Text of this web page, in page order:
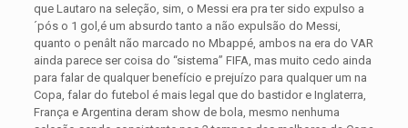
que Lautaro na seleção, sim, o Messi era pra ter sido expulso a
´pós o 1 gol,é um absurdo tanto a não expulsão do Messi,
quanto o penâlt não marcado no Mbappé, ambos na era do VAR
ainda parece ser coisa do “sistema” FIFA, mas muito cedo ainda
para falar de qualquer benefício e prejuízo para qualquer um na
Copa, falar do futebol é mais legal que do bastidor e Inglaterra,
França e Argentina deram show de bola, mesmo nenhuma